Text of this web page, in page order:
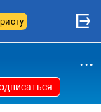
...